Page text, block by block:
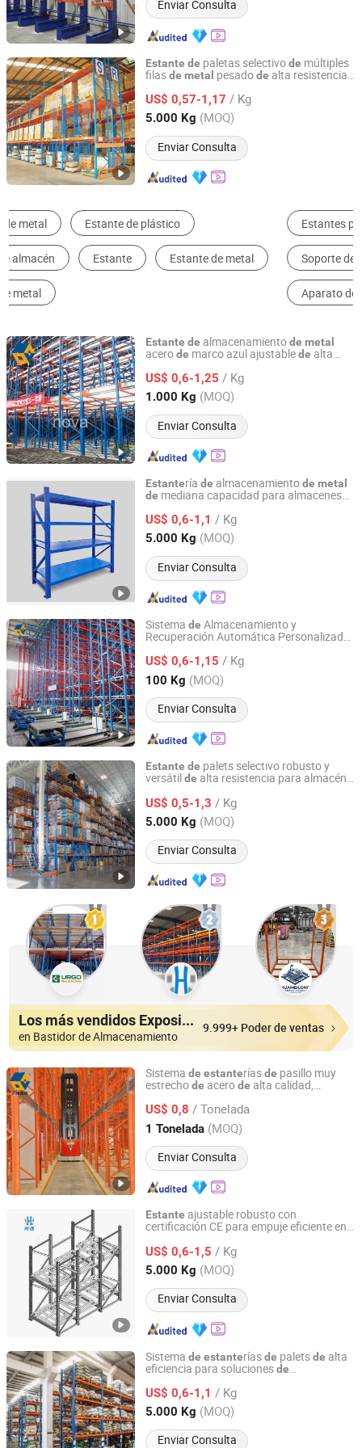
Enviar Consulta
Estante de paletas selectivode múltiples
filasde metal pesadode alta resistencia
US$ 0,57-1,17 / Kg
5.000 Kg (MOQ)
Enviar Consulta
Nanjing Shitong Racking Co., Ltd.
Jiangsu, China Desde 2025
Estantes para Almacenaje Stand de Exhibición
Soporte de Cocina Stand de Pancarta
Otros Bastidores y Estantes
Estante de almacenamientode metal
acerode marco azul ajustablede alta
dealmacén,estante
carretilla deradio
US$ 0,6-1,25 / Kg
1.000 Kg (MOQ)
Enviar Consulta
Jiangsu NOVA Intelligent Logistics Equipment Co., Ltd.
Jiangsu, China Desde 2008
Estantería de almacenamientode metal
de mediana capacidad para almacenes
US$ 0,6-1,1 / Kg
5.000 Kg (MOQ)
Enviar Consulta
Nanjing Shitong Racking Co., Ltd.
Jiangsu, China Desde 2025
Sistema de Almacenamiento y
Recuperación Automática Personalizado
Almacenamiento Selectivo Inteligente
Multi Nivel Q235
Acero Metálicode
US$ 0,6-1,15 / Kg
100 Kg (MOQ)
Enviar Consulta
Jiangsu NOVA Intelligent Logistics Equipment Co., Ltd.
Jiangsu, China Desde 2008
Estante de palets selectivo robusto y
versátilde alta resistencia para almacén
US$ 0,5-1,3 / Kg
5.000 Kg (MOQ)
Enviar Consulta
Nanjing Shitong Racking Co., Ltd.
Jiangsu, China Desde 2025
Los más vendidos Expositores
en Bastidor de Almacenamiento
9.999+ Poder de ventas
Sistema de estanteríasde pasillo muy
estrechode acerode alta calidad,
selectiva VNAde doble profundidad,
marco azul, almacenamiento en
para almacenes,estante
VNA
US$ 0,8 / Tonelada
1 Tonelada (MOQ)
Enviar Consulta
Jiangsu NOVA Intelligent Logistics Equipment Co., Ltd.
Jiangsu, China Desde 2008
Estante ajustable robusto con
certificación CE para empuje eficiente en
US$ 0,6-1,5 / Kg
5.000 Kg (MOQ)
Enviar Consulta
Nanjing Shitong Racking Co., Ltd.
Jiangsu, China Desde 2025
Sistema de estanteríasde paletsde alta
eficiencia para solucionesde
US$ 0,6-1,1 / Kg
5.000 Kg (MOQ)
Enviar Consulta
Nanjing Shitong Racking Co., Ltd.
Jiangsu, China Desde 2025